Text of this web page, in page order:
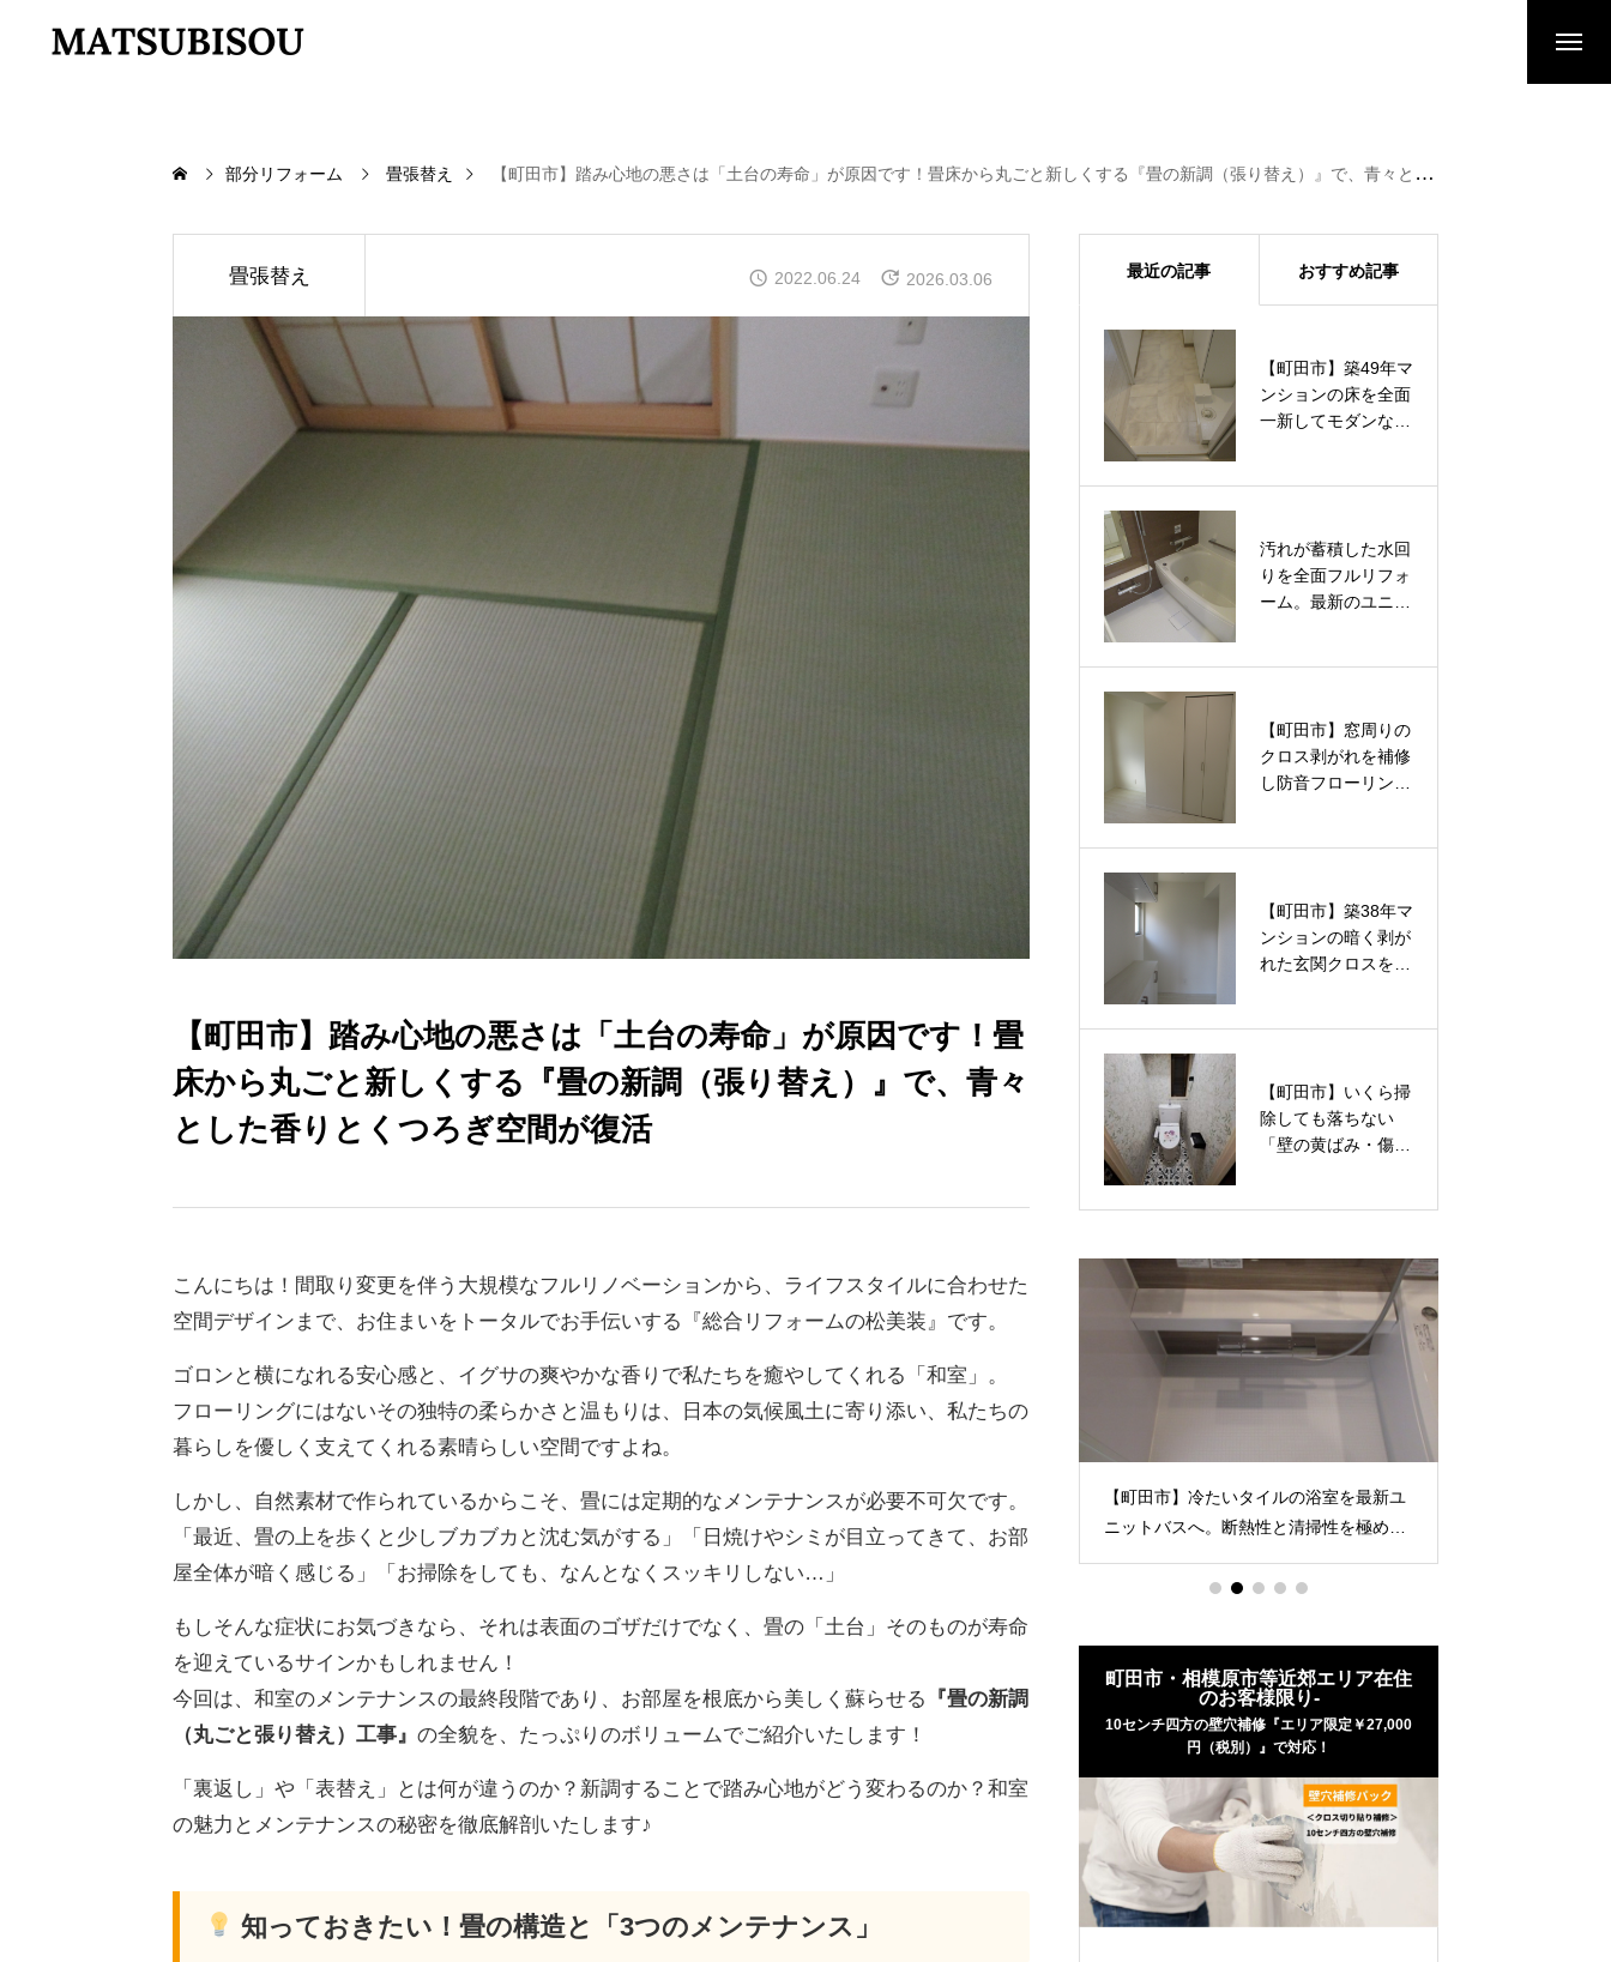
部分リフォーム 畳張替え 【町田市】踏み心地の悪さは「土台の寿命」が原因です！畳床から丸ごと新しくする『畳の新調（張り替え）』で、青々とした香りとくつろぎ空間が復活
畳張替え 2022.06.24 2026.03.06
【町田市】踏み心地の悪さは「土台の寿命」が原因です！畳
床から丸ごと新しくする『畳の新調（張り替え）』で、青々
とした香りとくつろぎ空間が復活
こんにちは！間取り変更を伴う大規模なフルリノベーションから、ライフスタイルに合わせた
空間デザインまで、お住まいをトータルでお手伝いする『総合リフォームの松美装』です。
ゴロンと横になれる安心感と、イグサの爽やかな香りで私たちを癒やしてくれる「和室」。
フローリングにはないその独特の柔らかさと温もりは、日本の気候風土に寄り添い、私たちの
暮らしを優しく支えてくれる素晴らしい空間ですよね。
しかし、自然素材で作られているからこそ、畳には定期的なメンテナンスが必要不可欠です。
「最近、畳の上を歩くと少しブカブカと沈む気がする」「日焼けやシミが目立ってきて、お部
屋全体が暗く感じる」「お掃除をしても、なんとなくスッキリしない…」
もしそんな症状にお気づきなら、それは表面のゴザだけでなく、畳の「土台」そのものが寿命
を迎えているサインかもしれません！
今回は、和室のメンテナンスの最終段階であり、お部屋を根底から美しく蘇らせる
『畳の新調
（丸ごと張り替え）工事』 の全貌を、たっぷりのボリュームでご紹介いたします！
「裏返し」や「表替え」とは何が違うのか？新調することで踏み心地がどう変わるのか？和室
の魅力とメンテナンスの秘密を徹底解剖いたします♪
知っておきたい！畳の構造と「3つのメンテナンス」
最近の記事 おすすめ記事
【町田市】築49年マ
ンションの床を全面
一新してモダンな空
える内装リフォーム
汚れが蓄積した水回
りを全面フルリフォ
ーム。最新のユニッ
【町田市】窓周りの
クロス剥がれを補修
し防音フローリング
リフォーム
【町田市】築38年マ
ンションの暗く剥が
れた玄関クロスをル
せる内装リフォーム
【町田市】いくら掃
除しても落ちない
「壁の黄ばみ・傷」
張り替えリフォーム
【町田市】築49年マ
ンションの床を全面
一新してモダンな空
える内装リフォーム
汚れが蓄積した水回
りを全面フルリフォ
ーム。最新のユニッ
【町田市】窓周りの
クロス剥がれを補修
し防音フローリング
リフォーム
【町田市】長年の日
焼けとシミで暗くな
った和室がパッと明
ム事例
【町田市】暗くて圧
迫感のある「コの字
型」下駄箱から、明
玄関収納リノベーシ
ョン
八王子市「ガスコンロ交換工事」
【町田市】冷たいタイルの浴室を最新ユ
ニットバスへ。断熱性と清掃性を極めた
す極上の空間へと再生させたお風呂リフ
のお客様限り-
町田市・相模原市等近郊エリア在住
のお客様限り-
10センチ四方の壁穴補修『エリア限定￥27,000
円（税別）』で対応！